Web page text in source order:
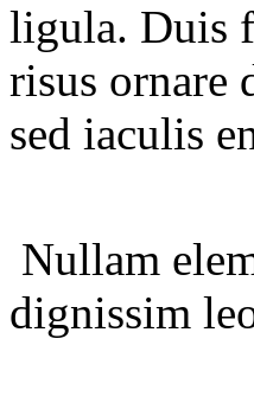
ligula. Duis
risus ornare
sed iaculis
Nullam
dignissim